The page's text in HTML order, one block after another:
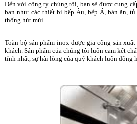
Đến với công ty chúng tôi, bạn sẽ được cung
bạn như: các thiết bị bếp Âu, bếp Á, bàn ăn,
thống hút mùi…
Toàn bộ sản phẩm inox được gia công sản
khách. Sản phẩm của chúng tôi luôn cam kết
tính nhất, sự hài lòng của quý khách luôn đồng